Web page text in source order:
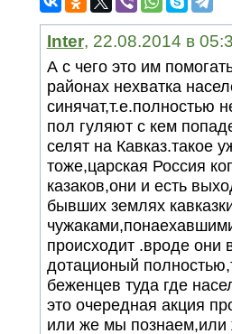
Inter, 22.08.2014 в
А с чего это им
районах нехватка
синячат,т.е.полностью
пол гуляют с кем
селят на Кавказ.такое
тоже,царская Россия
казаков,они и есть
бывших землях
происходит .вроде они
дотационый
беженцев туда где
это очередная акция
или же мы познаем,или